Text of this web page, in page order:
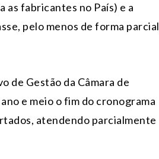
as fabricantes no País) e a
pelo menos de forma
de Gestão da Câmara de
e meio o fim do cronograma
atendendo parcialmente